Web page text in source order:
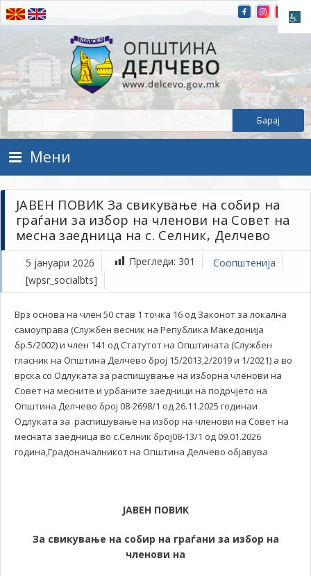
Прескокнете на содржината
Општина Делчево
Општина Делчево
Мени
ЈАВЕН ПОВИК За свикување на собир на
граѓани за избор на членови на Совет на
месна заедница на с. Селник, Делчево
5 јануари 2026 Прегледи: 301
Соопштенија
[wpsr_socialbts]
Врз основа на член 50 став 1 точка 16 од Законот за локална
самоуправа (Службен весник на Република Македонија
бр.5/2002) и член 141 од Статутот на Општината (Службен
гласник на Општина Делчево број 15/2013,2/2019 и 1/2021) а во
врска со Одлуката за распишување на изборна членови на
Совет на месните и урбаните заедници на подрчјето на
Општина Делчево број 08-2698/1 од 26.11.2025 годинаи
Одлуката за распишување на избор на членови на Совет на
месната заедница во с.Селник број08-13/1 од 09.01.2026
година,Градоначалникот на Општина Делчево објавува
ЈАВЕН ПОВИК
За свикување на собир на граѓани за избор на
членови на